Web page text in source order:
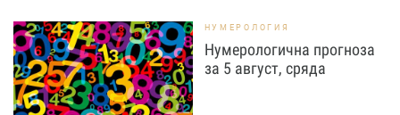
НУМЕРОЛОГИЯ
Нумерологична прогноза
за 5 август, сряда